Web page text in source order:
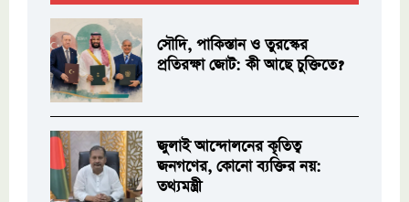
সৌদি, পাকিস্তান ও তুরস্কের
প্রতিরক্ষা জোট: কী আছে চুক্তিতে?
জুলাই আন্দোলনের কৃতিত্ব
জনগণের, কোনো ব্যক্তির নয়:
তথ্যমন্ত্রী